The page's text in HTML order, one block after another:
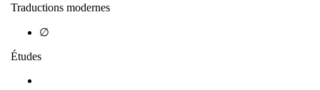
Traductions modernes
∅
Études